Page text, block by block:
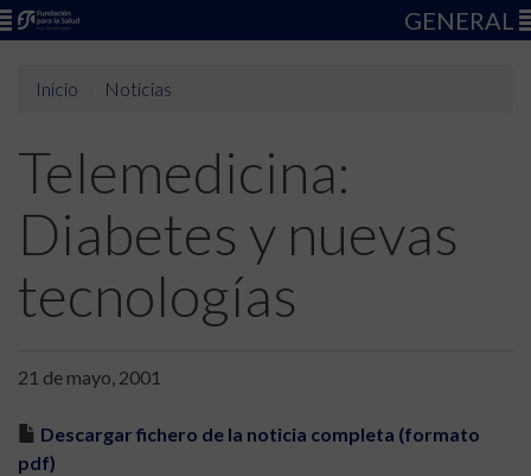
GENERAL
Inicio Noticias
Telemedicina:
Diabetes y nuevas
tecnologías
21 de mayo, 2001
Descargar fichero de la noticia completa (formato
pdf)